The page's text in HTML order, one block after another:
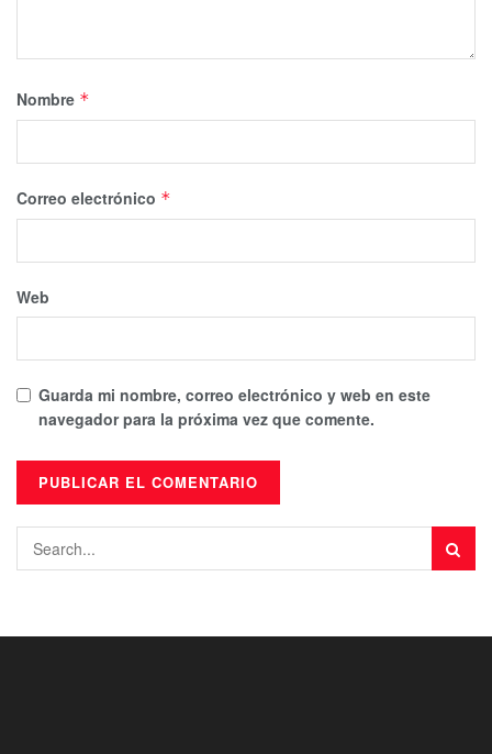
Nombre *
Correo electrónico *
Web
Guarda mi nombre, correo electrónico y web en este
navegador para la próxima vez que comente.